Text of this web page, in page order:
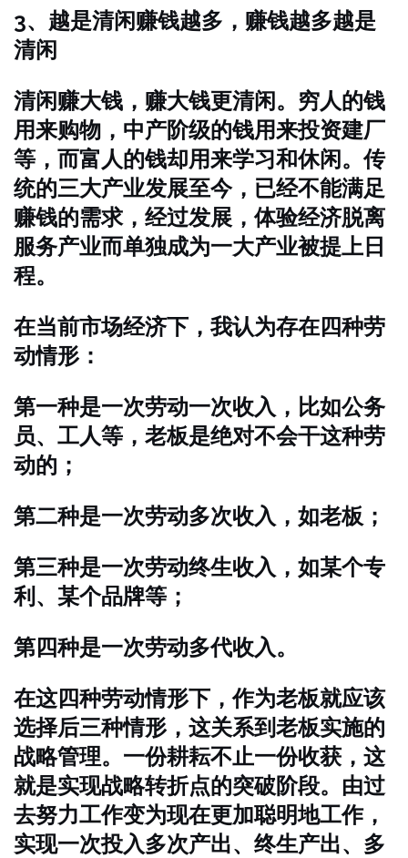
3、越是清闲赚钱越多，赚钱越多越是
清闲
清闲赚大钱，赚大钱更清闲。穷人的钱
用来购物，中产阶级的钱用来投资建厂
等，而富人的钱却用来学习和休闲。传
统的三大产业发展至今，已经不能满足
赚钱的需求，经过发展，体验经济脱离
服务产业而单独成为一大产业被提上日
程。
在当前市场经济下，我认为存在四种劳
动情形：
第一种是一次劳动一次收入，比如公务
员、工人等，老板是绝对不会干这种劳
动的；
第二种是一次劳动多次收入，如老板；
第三种是一次劳动终生收入，如某个专
利、某个品牌等；
第四种是一次劳动多代收入。
在这四种劳动情形下，作为老板就应该
选择后三种情形，这关系到老板实施的
战略管理。一份耕耘不止一份收获，这
就是实现战略转折点的突破阶段。由过
去努力工作变为现在更加聪明地工作，
实现一次投入多次产出、终生产出、多